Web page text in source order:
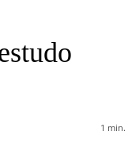
1 min.